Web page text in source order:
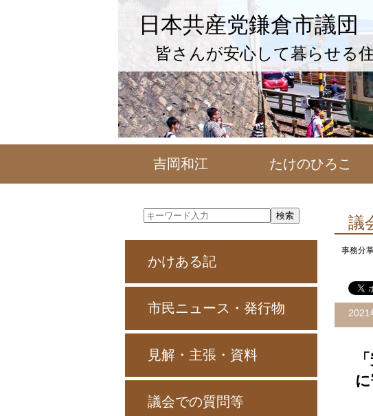
日本共産党鎌倉市議団
皆さんが安心して暮らせる
吉岡和江 たけのひろこ
議
事務分
2021
かけある記
市民ニュース・発行物
見解・主張・資料
議会での質問等